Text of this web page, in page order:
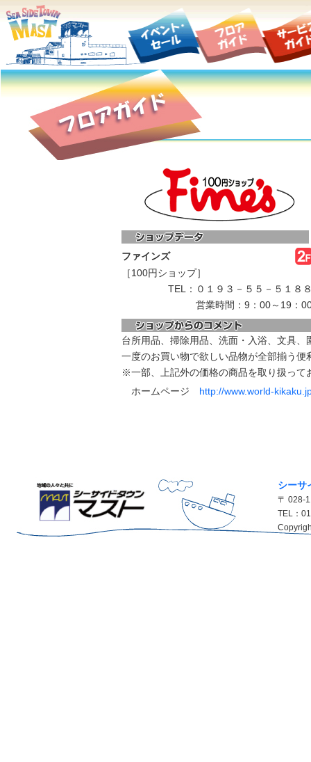
ファインズ
［100円ショップ］
TEL：０１９３－５５－５１８
営業時間：9：00～19：
台所用品、掃除用品、洗面・入浴、文具
一度のお買い物で欲しい品物が全部揃う便
※一部、上記外の価格の商品を取り扱って
ホームページ http://www.world-
シー
〒 028-
TEL：